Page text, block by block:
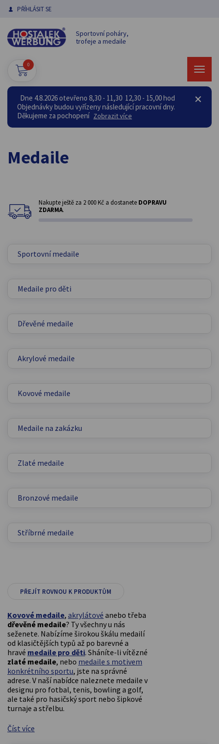
PŘÍHLÁSIT SE
Sportovní poháry,
trofeje a medaile
0
Dne 4.8.2026 otevřeno 8,30 - 11,30 12,30 - 15,00 hod
Objednávky budou vyřízeny následující pracovní dny.
Děkujeme za pochopení Zobrazit více
Medaile
Nakupte ještě za 2 000 Kč a dostanete DOPRAVU
ZDARMA.
Sportovní medaile
Medaile pro děti
Dřevěné medaile
Akrylové medaile
Kovové medaile
Medaile na zakázku
Zlaté medaile
Bronzové medaile
Stříbrné medaile
PŘEJÍT ROVNOU K PRODUKTŮM
Kovové medaile, akrylátové anebo třeba
dřevěné medaile? Ty všechny u nás
seženete. Nabízíme širokou škálu medailí
od klasičtějších typů až po barevné a
hravé medaile pro děti. Sháníte-li vítězné
zlaté medaile, nebo medaile s motivem
konkrétního sportu, jste na správné
adrese. V naší nabídce naleznete medaile v
designu pro fotbal, tenis, bowling a golf,
ale také pro hasičský sport nebo šipkové
turnaje a střelbu.
Číst více